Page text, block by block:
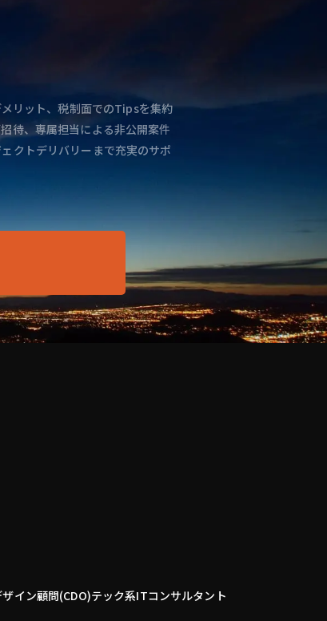
リット、税制面でのTipsを集約
待、専属担当による非公開案件
クトデリバリーまで充実のサポ
ザイン顧問(CDO)テック系ITコンサルタント